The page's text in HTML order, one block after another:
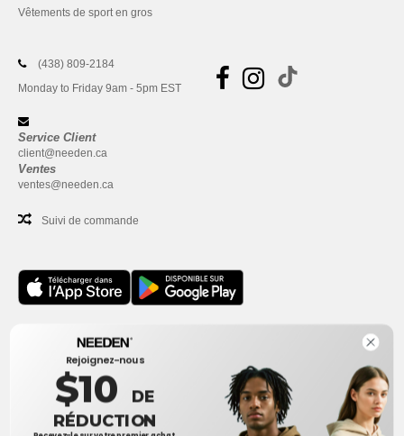
Vêtements de sport en gros
(438) 809-2184
Monday to Friday 9am - 5pm EST
Service Client
client@needen.ca
Ventes
ventes@needen.ca
Suivi de commande
Bureau
One Dundas Street West Suite 2500
Toronto, Ontario, M5G 1Z3
Ceci n'est PAS l'adresse de retour. Pour les retours, voir ici
Rejoignez-nous
$10 DE
RÉDUCTION